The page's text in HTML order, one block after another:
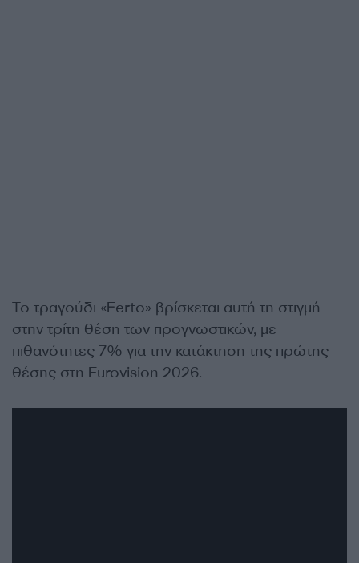
Το τραγούδι «Ferto» βρίσκεται αυτή τη στιγμή
στην τρίτη θέση των προγνωστικών, με
πιθανότητες 7% για την κατάκτηση της πρώτης
θέσης στη Eurovision 2026.